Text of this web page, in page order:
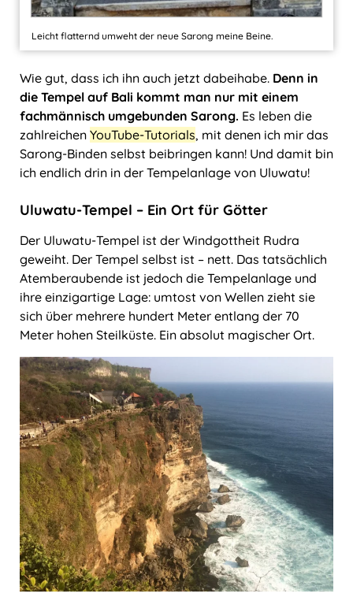
Leicht flatternd umweht der neue Sarong meine Beine.
Wie gut, dass ich ihn auch jetzt dabeihabe. Denn in
die Tempel auf Bali kommt man nur mit einem
fachmännisch umgebunden Sarong. Es leben die
zahlreichen YouTube-Tutorials, mit denen ich mir das
Sarong-Binden selbst beibringen kann! Und damit bin
ich endlich drin in der Tempelanlage von Uluwatu!
Uluwatu-Tempel – Ein Ort für Götter
Der Uluwatu-Tempel ist der Windgottheit Rudra
geweiht. Der Tempel selbst ist ‒ nett. Das tatsächlich
Atemberaubende ist jedoch die Tempelanlage und
ihre einzigartige Lage: umtost von Wellen zieht sie
sich über mehrere hundert Meter entlang der 70
Meter hohen Steilküste. Ein absolut magischer Ort.